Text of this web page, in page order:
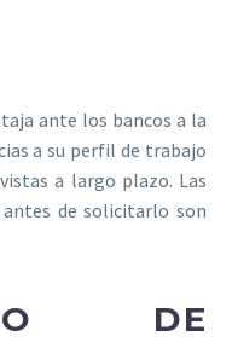
ante los bancos a la
a su perfil de trabajo
a largo plazo. Las
de solicitarlo son
DE